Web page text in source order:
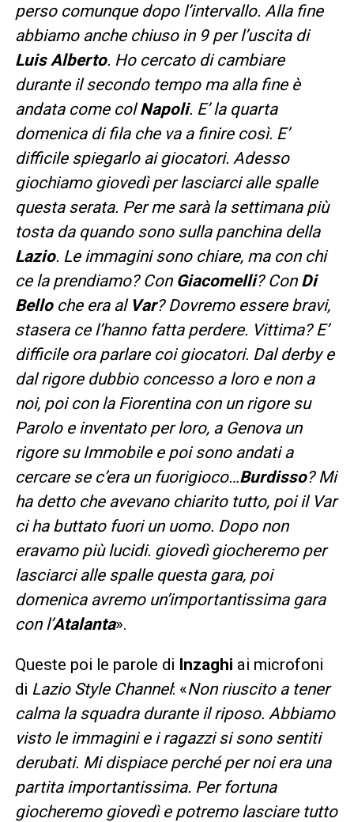
perso comunque dopo l’intervallo. Alla fine
abbiamo anche chiuso in 9 per l’uscita di
Luis Alberto. Ho cercato di cambiare
durante il secondo tempo ma alla fine è
andata come colNapoli. E’ la quarta
domenica di fila che va a finire così. E’
difficile spiegarlo ai giocatori. Adesso
giochiamo giovedì per lasciarci alle spalle
questa serata. Per me sarà la settimana più
tosta da quando sono sulla panchina della
Lazio. Le immagini sono chiare, ma con chi
ce la prendiamo? Con Giacomelli? Con Di
Belloche era al Var? Dovremo essere bravi,
stasera ce l’hanno fatta perdere. Vittima? E’
difficile ora parlare coi giocatori. Dal derby e
dal rigore dubbio concesso a loro e non a
noi, poi con la Fiorentina con un rigore su
Parolo e inventato per loro, a Genova un
rigore su Immobile e poi sono andati a
cercare se c’era un fuorigioco…Burdisso? Mi
ha detto che avevano chiarito tutto, poi il Var
ci ha buttato fuori un uomo. Dopo non
eravamo più lucidi. giovedì giocheremo per
lasciarci alle spalle questa gara, poi
domenica avremo un’importantissima gara
con l’Atalanta».
Queste poi le parole di Inzaghi ai microfoni
di Lazio Style Channel: «Non riuscito a tener
calma la squadra durante il riposo. Abbiamo
visto le immagini e i ragazzi si sono sentiti
derubati. Mi dispiace perché per noi era una
partita importantissima. Per fortuna
giocheremo giovedì e potremo lasciare tutto